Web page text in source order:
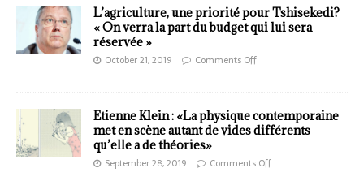
L’agriculture, une priorité pour Tshisekedi?
« On verra la part du budget qui lui sera
réservée »
October 21, 2019 Comments Off
Etienne Klein : «La physique contemporaine
met en scène autant de vides différents
qu’elle a de théories»
September 28, 2019 Comments Off